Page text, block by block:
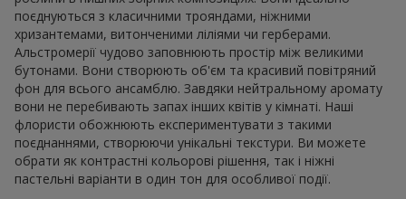
поєднуються з класичними трояндами, ніжними
хризантемами, витонченими ліліями чи герберами.
Альстромерії чудово заповнюють простір між великими
бутонами. Вони створюють об'єм та красивий повітряний
фон для всього ансамблю. Завдяки нейтральному аромату
вони не перебивають запах інших квітів у кімнаті. Наші
флористи обожнюють експериментувати з такими
поєднаннями, створюючи унікальні текстури. Ви можете
обрати як контрастні кольорові рішення, так і ніжні
пастельні варіанти в один тон для особливої події.